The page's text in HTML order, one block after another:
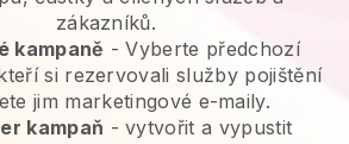
zákazníků.
kampaně -Vyberte předchozí
si rezervovali služby pojištění
jim marketingové e-maily.
kampaň - vytvořit a vypustit